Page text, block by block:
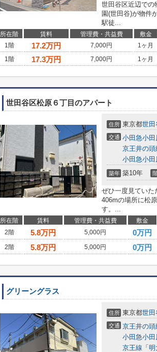
世田谷区近辺での
園(世田谷)が物件
駅徒...
所在階 賃料 管理費・共益費 敷金
1階
17.2万円 7,000円 1ヶ月
1階
17.3万円 7,000円 1ヶ月
世田谷区松原６丁目のアパート
住所 東京都世田
交通 小田急小田
京王井の頭
小田急小田
築年 築10年
ぜひ一度見ていた
406mの場所に松
す。...
所在階 賃料 管理費・共益費 敷金
2階
5.8万円 5,000円 0万円
2階
5.8万円 5,000円 0万円
グリーングラス
住所 東京都世田
交通 京王井の頭
小田急小田
京王線 「 明